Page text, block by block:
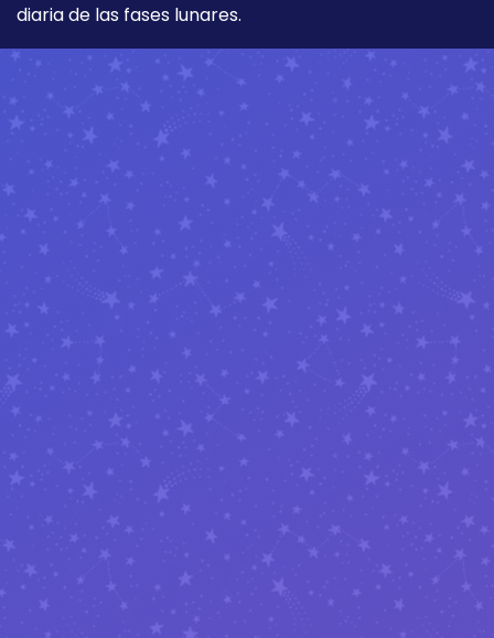
diaria de las fases lunares.